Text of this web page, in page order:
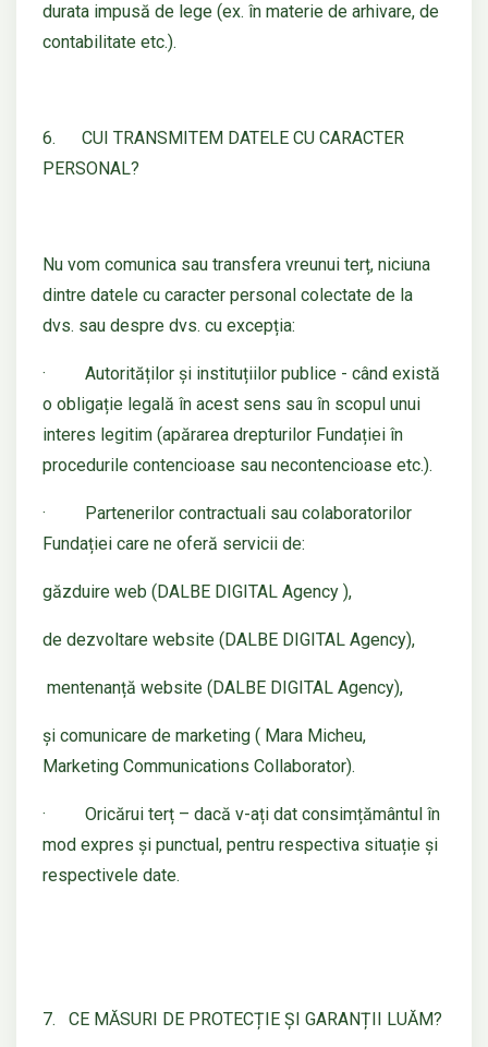
durata impusă de lege (ex. în materie de arhivare, de
contabilitate etc.).
6. CUI TRANSMITEM DATELE CU CARACTER
PERSONAL?
Nu vom comunica sau transfera vreunui terț, niciuna
dintre datele cu caracter personal colectate de la
dvs. sau despre dvs. cu excepția:
· Autorităților și instituțiilor publice - când există
o obligație legală în acest sens sau în scopul unui
interes legitim (apărarea drepturilor Fundației în
procedurile contencioase sau necontencioase etc.).
· Partenerilor contractuali sau colaboratorilor
Fundației care ne oferă servicii de:
găzduire web (DALBE DIGITAL Agency ),
de dezvoltare website (DALBE DIGITAL Agency),
mentenanță website (DALBE DIGITAL Agency),
și comunicare de marketing ( Mara Micheu,
Marketing Communications Collaborator).
· Oricărui terț – dacă v-ați dat consimțământul în
mod expres și punctual, pentru respectiva situație și
respectivele date.
7. CE MĂSURI DE PROTECȚIE ȘI GARANȚII LUĂM?